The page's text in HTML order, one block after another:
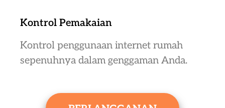
Kontrol Pemakaian
Kontrol penggunaan internet rumah
sepenuhnya dalam genggaman Anda.